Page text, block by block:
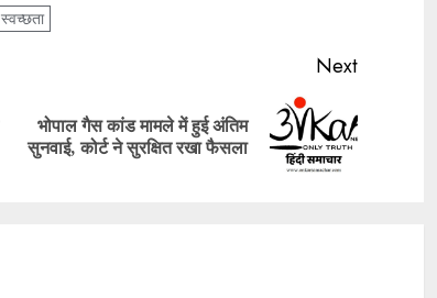
स्वच्छता
Previous
post:
Next
Next
post:
भोपाल गैस कांड मामले में हुई अंतिम
सुनवाई, कोर्ट ने सुरक्षित रखा फैसला